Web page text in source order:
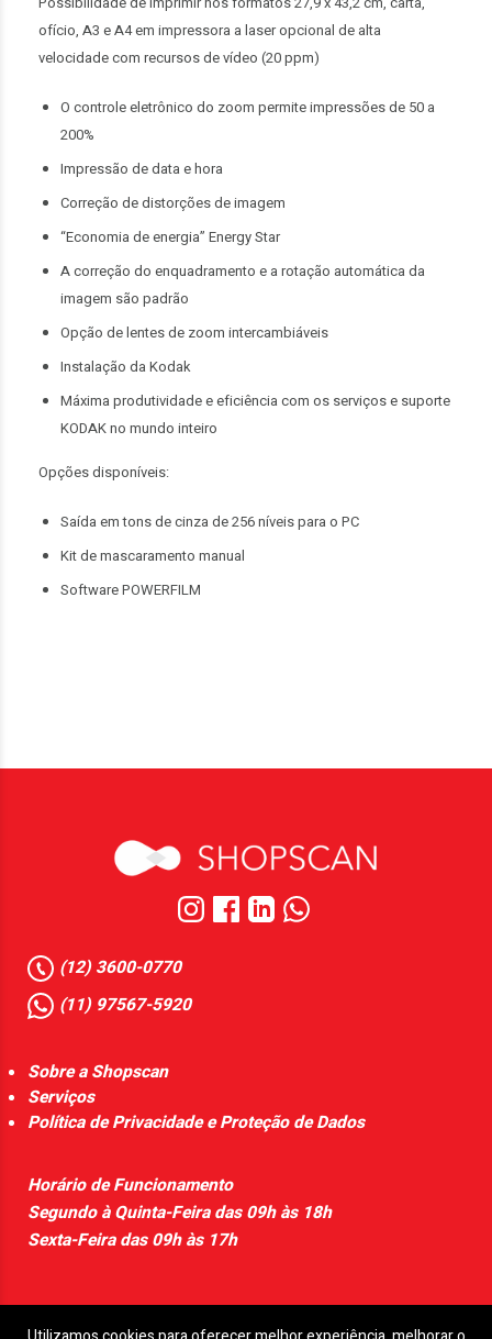
ofício, A3 e A4 em impressora a laser opcional de alta
velocidade com recursos de vídeo (20 ppm)
O controle eletrônico do zoom permite impressões de 50 a
200%
Impressão de data e hora
Correção de distorções de imagem
“Economia de energia” Energy Star
A correção do enquadramento e a rotação automática da
imagem são padrão
Opção de lentes de zoom intercambiáveis
Instalação da Kodak
Máxima produtividade e eficiência com os serviços e suporte
KODAK no mundo inteiro
Opções disponíveis:
Saída em tons de cinza de 256 níveis para o PC
Kit de mascaramento manual
Software POWERFILM
(12) 3600-0770
(11) 97567-5920
Sobre a Shopscan
Serviços
Política de Privacidade e Proteção de Dados
Horário de Funcionamento
Segundo à Quinta-Feira das 09h às 18h
Sexta-Feira das 09h às 17h